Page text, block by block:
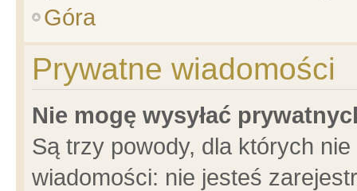
Góra
Prywatne wiadomości
Nie mogę wysyłać
Są trzy powody, dla których
wiadomości: nie jesteś